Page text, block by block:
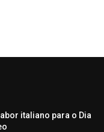
italiano para o Dia